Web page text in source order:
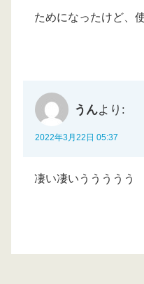
ためになったけど、
うんより:
2022年3月22日 05:37
凄い凄いううううう